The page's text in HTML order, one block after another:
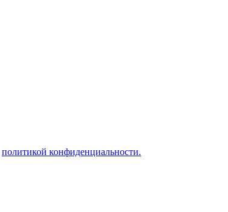
политикой конфиденциальности.